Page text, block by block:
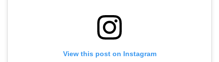
View this post on Instagram